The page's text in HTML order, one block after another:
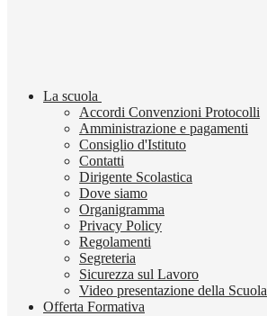
La scuola
Accordi Convenzioni Protocolli
Amministrazione e pagamenti
Consiglio d'Istituto
Contatti
Dirigente Scolastica
Dove siamo
Organigramma
Privacy Policy
Regolamenti
Segreteria
Sicurezza sul Lavoro
Video presentazione della Scuola
Offerta Formativa